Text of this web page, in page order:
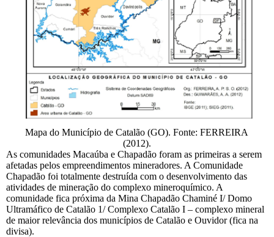
Mapa do Município de Catalão (GO). Fonte: FERREIRA
(2012).
As comunidades Macaúba e Chapadão foram as primeiras a serem
afetadas pelos empreendimentos mineradores. A Comunidade
Chapadão foi totalmente destruída com o desenvolvimento das
atividades de mineração do complexo mineroquímico. A
comunidade fica próxima da Mina Chapadão Chaminé I/ Domo
Ultramáfico de Catalão 1/ Complexo Catalão I – complexo mineral
de maior relevância dos municípios de Catalão e Ouvidor (fica na
divisa).